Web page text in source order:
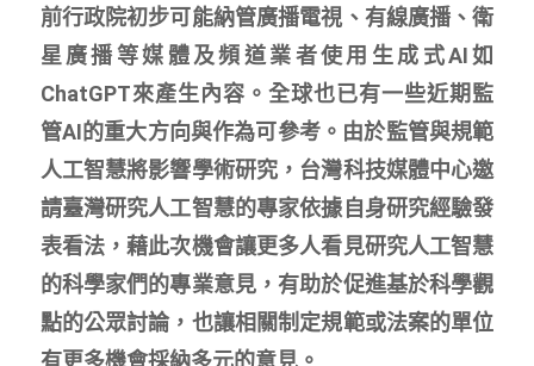
前行政院初步可能納管廣播電視、有線廣播、衛
星廣播等媒體及頻道業者使用生成式AI如
ChatGPT來產生內容。全球也已有一些近期監
管AI的重大方向與作為可參考。由於監管與規範
人工智慧將影響學術研究，台灣科技媒體中心邀
請臺灣研究人工智慧的專家依據自身研究經驗發
表看法，藉此次機會讓更多人看見研究人工智慧
的科學家們的專業意見，有助於促進基於科學觀
點的公眾討論，也讓相關制定規範或法案的單位
有更多機會採納多元的意見。